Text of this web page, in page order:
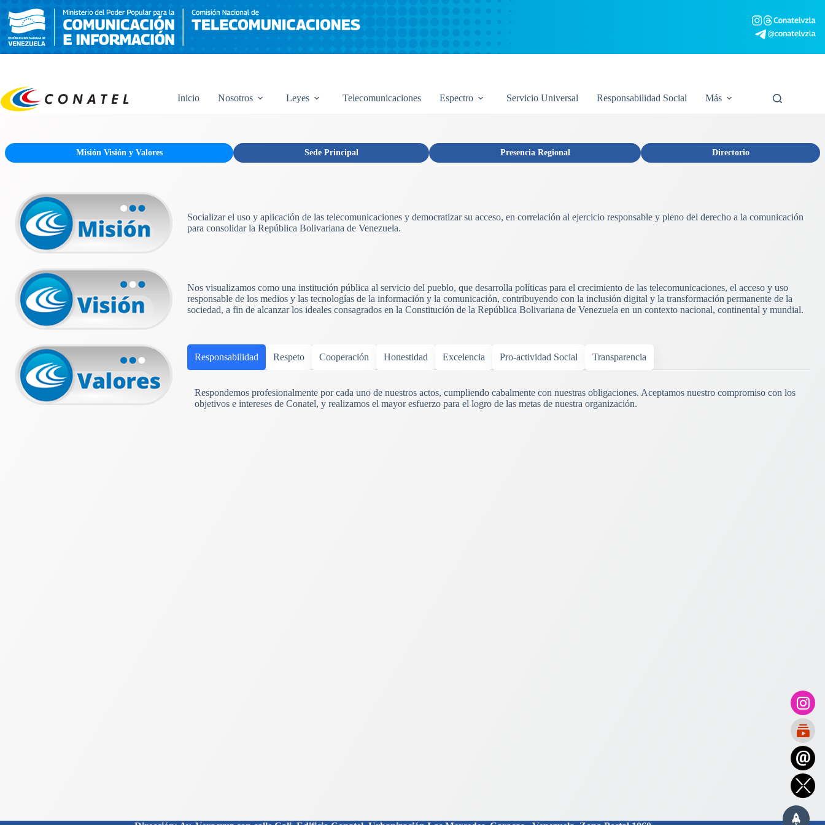
contenido
Inicio Nosotros Leyes Telecomunicaciones Espectro Servicio Universal Responsabilidad Social Más
Misión Visión y Valores Sede Principal Presencia Regional Directorio
Socializar el uso y aplicación de las telecomunicaciones y democratizar su acceso, en correlación al ejercicio responsable y pleno del derecho a la comunicación
para consolidar la República Bolivariana de Venezuela.
Nos visualizamos como una institución pública al servicio del pueblo, que desarrolla políticas para el crecimiento de las telecomunicaciones, el acceso y uso
responsable de los medios y las tecnologías de la información y la comunicación, contribuyendo con la inclusión digital y la transformación permanente de la
sociedad, a fin de alcanzar los ideales consagrados en la Constitución de la República Bolivariana de Venezuela en un contexto nacional, continental y mundial.
Responsabilidad Respeto Cooperación Honestidad Excelencia Pro-actividad Social Transparencia
Respondemos profesionalmente por cada uno de nuestros actos, cumpliendo cabalmente con nuestras obligaciones. Aceptamos nuestro compromiso con los
objetivos e intereses de Conatel, y realizamos el mayor esfuerzo para el logro de las metas de nuestra organización.